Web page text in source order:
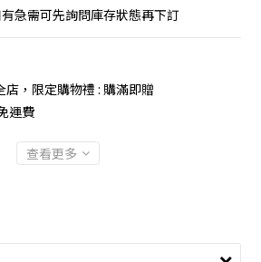
急需可先詢問庫存狀態再下訂
店，限定購物禮 : 購滿即贈
運費
查看更多